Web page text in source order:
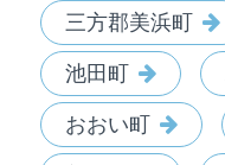
三方郡美浜町
池田町
おおい町